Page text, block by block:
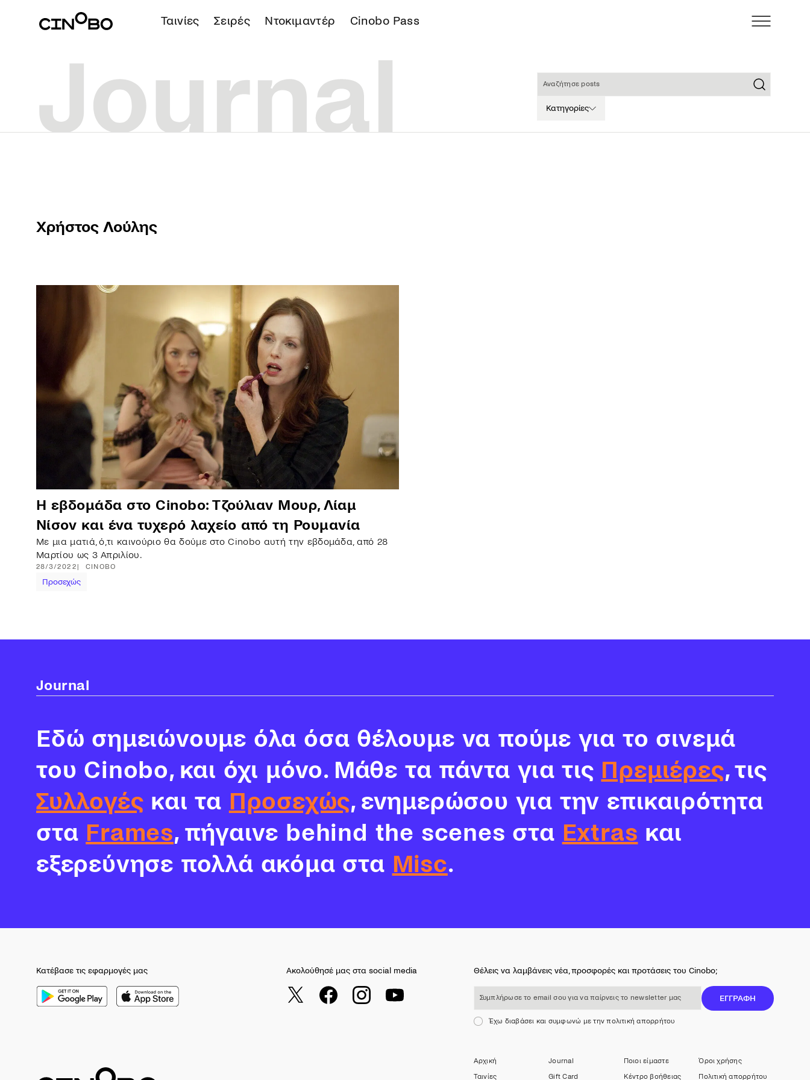
Ταινίες Σειρές Ντοκιμαντέρ Cinobo Pass
Κατηγορίες
Χρήστος Λούλης
Η εβδομάδα στο Cinobo: Τζούλιαν Μουρ, Λίαμ
Νίσον και ένα τυχερό λαχείο από τη Ρουμανία
Με μια ματιά, ό,τι καινούριο θα δούμε στο Cinobo αυτή την εβδομάδα, από 28
Μαρτίου ως 3 Απριλίου.
28/3/2022 CINOBO
Προσεχώς
Journal
Εδώ σημειώνουμε όλα όσα θέλουμε να πούμε για το σινεμά
του Cinobo, και όχι μόνο. Μάθε τα πάντα για τις Πρεμιέρες, τις
Συλλογές και τα Προσεχώς, ενημερώσου για την επικαιρότητα
στα Frames, πήγαινε behind the scenes στα Extras και
εξερεύνησε πολλά ακόμα στα Misc.
Κατέβασε τις εφαρμογές μας Ακολούθησέ μας στα social media Θέλεις να λαμβάνεις νέα, προσφορές και προτάσεις του Cinobo;
ΕΓΓΡΑΦΗ
Έχω διαβάσει και συμφωνώ με την πολιτική απορρήτου
Αρχική
Ταινίες
Journal
Gift Card
Ποιοι είμαστε
Κέντρο βοήθειας
Όροι χρήσης
Πολιτική απορρήτου